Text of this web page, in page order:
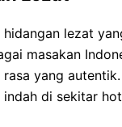
hidangan lezat
masakan
yang
di sekitar